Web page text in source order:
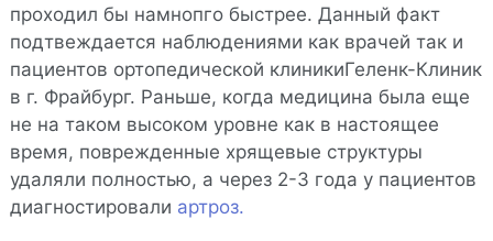
проходил бы намнопго быстрее. Данный факт
подтвеждается наблюдениями как врачей так и
пациентов ортопедической клиникиГеленк-Клиник
в г. Фрайбург. Раньше, когда медицина была еще
не на таком высоком уровне как в настоящее
время, поврежденные хрящевые структуры
удаляли полностью, а через 2-3 года у пациентов
диагностировали артроз.